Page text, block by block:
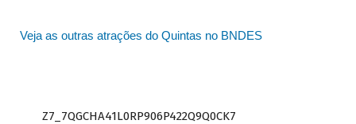
Veja as outras atrações do Quintas no BNDES
Z7_7QGCHA41L0RP906P422Q9Q0CK7